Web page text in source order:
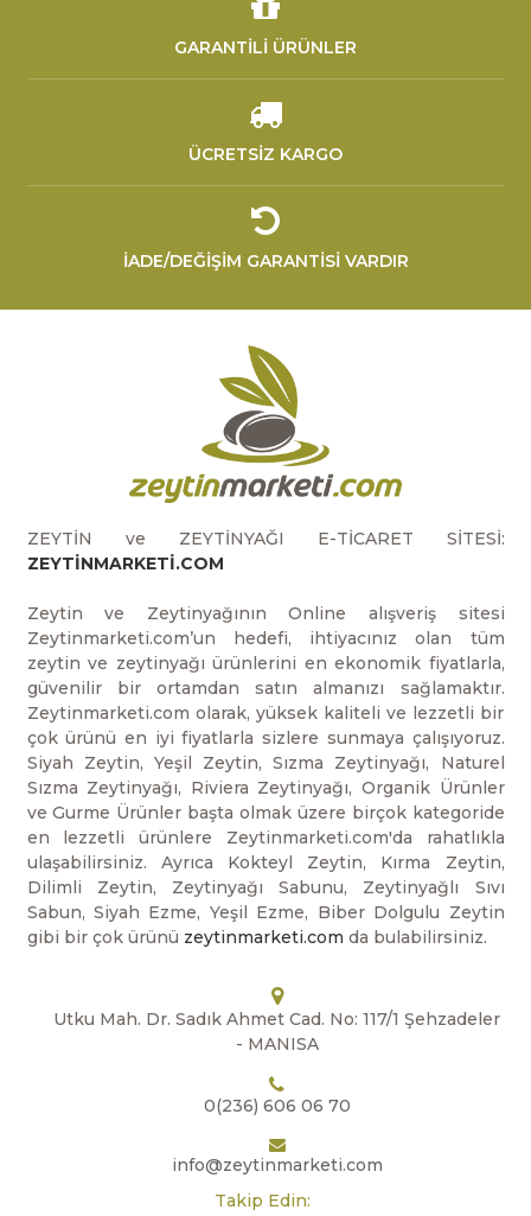
GARANTİLİ ÜRÜNLER
ÜCRETSİZ KARGO
İADE/DEĞİŞİM GARANTİSİ VARDIR
ZEYTİN ve ZEYTİNYAĞI E-TİCARET SİTESİ:
ZEYTİNMARKETİ.COM
Zeytin ve Zeytinyağının Online alışveriş sitesi
Zeytinmarketi.com’un hedefi, ihtiyacınız olan tüm
zeytin ve zeytinyağı ürünlerini en ekonomik fiyatlarla,
güvenilir bir ortamdan satın almanızı sağlamaktır.
Zeytinmarketi.com olarak, yüksek kaliteli ve lezzetli bir
çok ürünü en iyi fiyatlarla sizlere sunmaya çalışıyoruz.
Siyah Zeytin, Yeşil Zeytin, Sızma Zeytinyağı, Naturel
Sızma Zeytinyağı, Riviera Zeytinyağı, Organik Ürünler
ve Gurme Ürünler başta olmak üzere birçok kategoride
en lezzetli ürünlere Zeytinmarketi.com'da rahatlıkla
ulaşabilirsiniz. Ayrıca Kokteyl Zeytin, Kırma Zeytin,
Dilimli Zeytin, Zeytinyağı Sabunu, Zeytinyağlı Sıvı
Sabun, Siyah Ezme, Yeşil Ezme, Biber Dolgulu Zeytin
gibi bir çok ürünü zeytinmarketi.com da bulabilirsiniz.
Utku Mah. Dr. Sadık Ahmet Cad. No: 117/1 Şehzadeler
- MANISA
0(236) 606 06 70
info@zeytinmarketi.com
Takip Edin: